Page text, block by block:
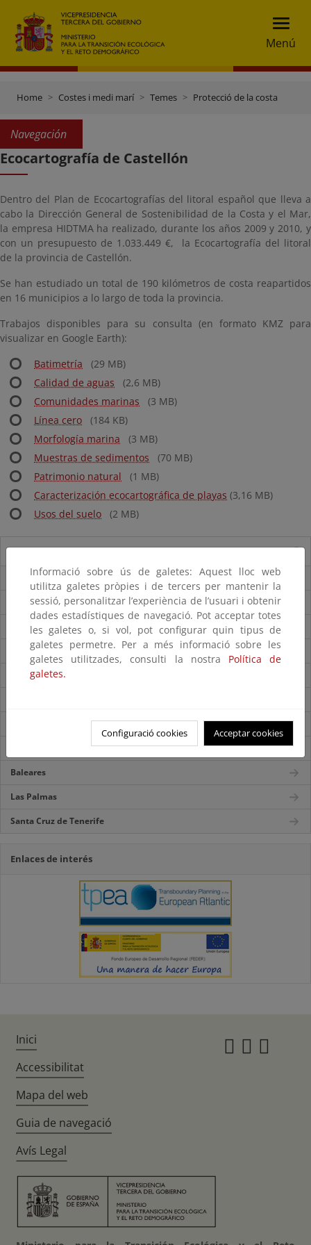
Menú
Home Costes i medi marí Temes Protecció de la costa
Navegación
Ecocartografía de Castellón
Dentro del Plan de Ecocartografías del litoral español que lleva a
cabo la Dirección General de Sostenibilidad de la Costa y el Mar,
la empresa HIDTMA ha realizado, durante los años 2009 y 2010, y
con un presupuesto de 1.033.449 €, la Ecocartografía del litoral
de la provincia de Castellón.
Se han estudiado un total de 190 kilómetros de costa reapartidos
en 16 municipios a lo largo de toda la provincia.
Trabajos disponibles para su consulta (en formato KMZ para
visualizar en Google Earth):
Batimetría (29 MB)
Calidad de aguas (2,6 MB)
Comunidades marinas (3 MB)
Línea cero (184 KB)
Morfología marina (3 MB)
Muestras de sedimentos (70 MB)
Patrimonio natural (1 MB)
Caracterización ecocartográfica de playas (3,16 MB)
Usos del suelo (2 MB)
Ecocartografías por zona
Alicante
Almería
Cádiz
Castellón
Granada
Baleares
Las Palmas
Santa Cruz de Tenerife
Enlaces de interés
Informació sobre ús de galetes: Aquest lloc web
utilitza galetes pròpies i de tercers per mantenir la
sessió, personalitzar l’experiència de l’usuari i obtenir
dades estadístiques de navegació. Pot acceptar totes
les galetes o, si vol, pot configurar quin tipus de
galetes permetre. Per a més informació sobre les
galetes utilitzades, consulti la nostra Política de
galetes.
Configuració cookies Acceptar cookies
Inici
Accessibilitat
Mapa del web
Guia de navegació
Avís Legal